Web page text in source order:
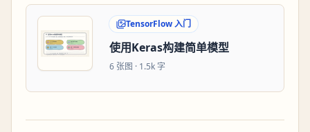
TensorFlow 入门
使用Keras构建简单模型
6 张图 · 1.5k 字